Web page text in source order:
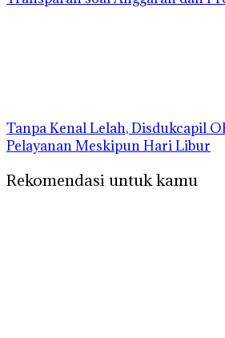
Tanpa Kenal Lelah, Disdukcapil
Pelayanan Meskipun Hari Libur
Rekomendasi untuk kamu